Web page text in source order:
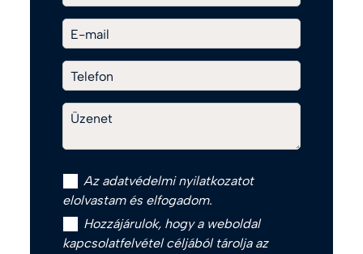
E-mail
Telefon
Üzenet
Az adatvédelmi nyilatkozatot
elolvastam és elfogadom.
Hozzájárulok, hogy a weboldal
kapcsolatfelvétel céljából tárolja az